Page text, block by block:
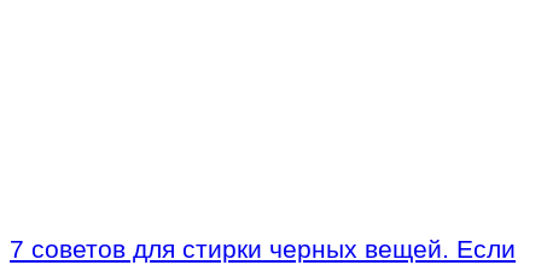
7 советов для стирки черных вещей. Если